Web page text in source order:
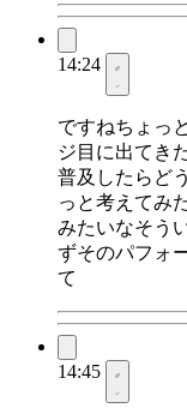
14:24
ですねちょっ
ジ目に出てき
普及したらど
っと考えてみ
みたいなそう
ずそのパフォ
て
14:45